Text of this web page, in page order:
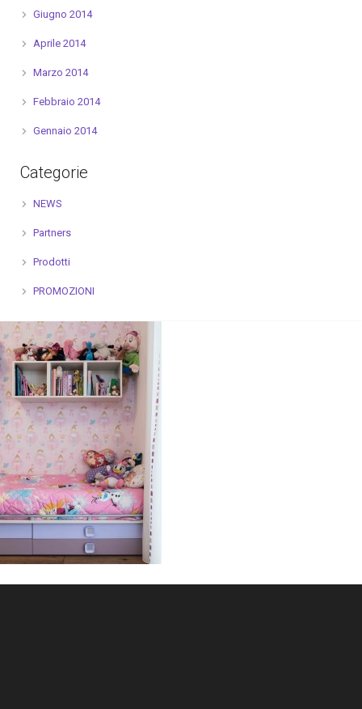
Giugno 2014
Aprile 2014
Marzo 2014
Febbraio 2014
Gennaio 2014
Categorie
NEWS
Partners
Prodotti
PROMOZIONI